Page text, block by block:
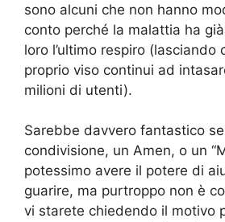
sono alcuni che non hanno
conto perché la malattia ha
loro l’ultimo respiro (lasciando
proprio viso continui ad
milioni di utenti).
Sarebbe davvero fantastico
condivisione, un Amen, o un
potessimo avere il potere di
guarire, ma purtroppo non è
vi starete chiedendo il motivo